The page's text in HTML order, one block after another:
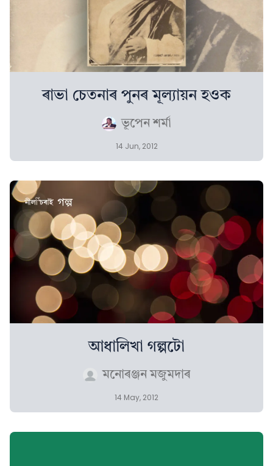
ৰাভা চেতনাৰ পুনৰ মূল্যায়ন হওক
ভূপেন শৰ্মা
14 Jun, 2012
আধালিখা গল্পটো
মনোৰঞ্জন মজুমদাৰ
14 May, 2012